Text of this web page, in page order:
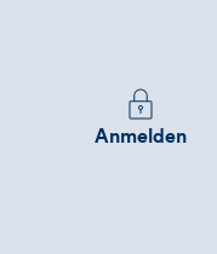
Melden
Sie
Anmelden